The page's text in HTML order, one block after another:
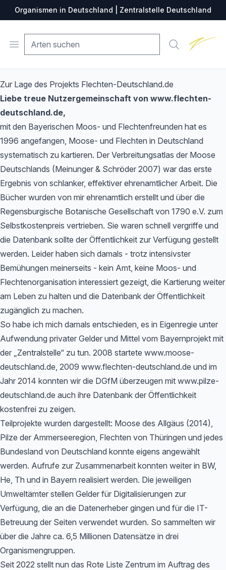
Organismen in Deutschland | Zentralstelle Deutschland
Open menu Suche
Zur Lage des Projekts Flechten-Deutschland.de
Liebe treue Nutzergemeinschaft von www.flechten-
deutschland.de,
mit den Bayerischen Moos- und Flechtenfreunden hat es
1996 angefangen, Moose- und Flechten in Deutschland
systematisch zu kartieren. Der Verbreitungsatlas der Moose
Deutschlands (Meinunger & Schröder 2007) war das erste
Ergebnis von schlanker, effektiver ehrenamtlicher Arbeit. Die
Bücher wurden von mir ehrenamtlich erstellt und über die
Regensburgische Botanische Gesellschaft von 1790 e.V. zum
Selbstkostenpreis vertrieben. Sie waren schnell vergriffe und
die Datenbank sollte der Öffentlichkeit zur Verfügung gestellt
werden. Leider haben sich damals - trotz intensivster
Bemühungen meinerseits - kein Amt, keine Moos- und
Flechtenorganisation interessiert gezeigt, die Kartierung weiter
am Leben zu halten und die Datenbank der Öffentlichkeit
zugänglich zu machen.
So habe ich mich damals entschieden, es in Eigenregie unter
Aufwendung privater Gelder und Mittel vom Bayernprojekt mit
der „Zentralstelle“ zu tun. 2008 startete www.moose-
deutschland.de, 2009 www.flechten-deutschland.de und im
Jahr 2014 konnten wir die DGfM überzeugen mit www.pilze-
deutschland.de auch ihre Datenbank der Öffentlichkeit
kostenfrei zu zeigen.
Teilprojekte wurden dargestellt: Moose des Allgäus (2014),
Pilze der Ammerseeregion, Flechten von Thüringen und jedes
Bundesland von Deutschland konnte eigens angewählt
werden. Aufrufe zur Zusammenarbeit konnten weiter in BW,
He, Th und in Bayern realisiert werden. Die jeweiligen
Umweltämter stellen Gelder für Digitalisierungen zur
Verfügung, die an die Datenerheber gingen und für die IT-
Betreuung der Seiten verwendet wurden. So sammelten wir
über die Jahre ca. 6,5 Millionen Datensätze in drei
Organismengruppen.
Seit 2022 stellt nun das Rote Liste Zentrum im Auftrag des